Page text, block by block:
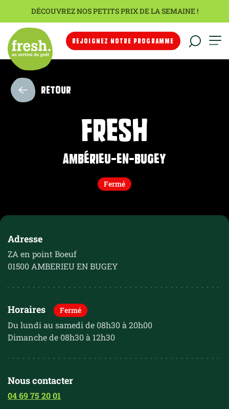
DÉCOUVREZ NOS PETITS PRIX DE LA SEMAINE !
REJOIGNEZ NOTRE PROGRAMME
FRESH
Ambérieu-en-Bugey
Fermé
RETOUR
Adresse
ZA en point Boeuf
01500 AMBERIEU EN BUGEY
Horaires Fermé
Du lundi au samedi de 08h30 à 20h00
Dimanche de 08h30 à 12h30
Nous contacter
04 69 75 20 01